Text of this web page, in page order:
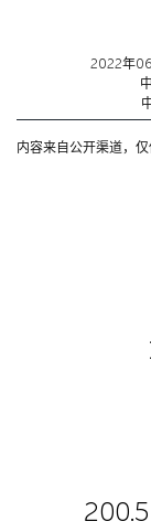
2022年
内容来自公开渠道，
200.5